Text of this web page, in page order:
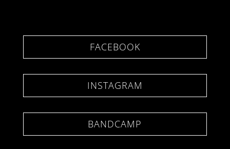
FACEBOOK
INSTAGRAM
BANDCAMP